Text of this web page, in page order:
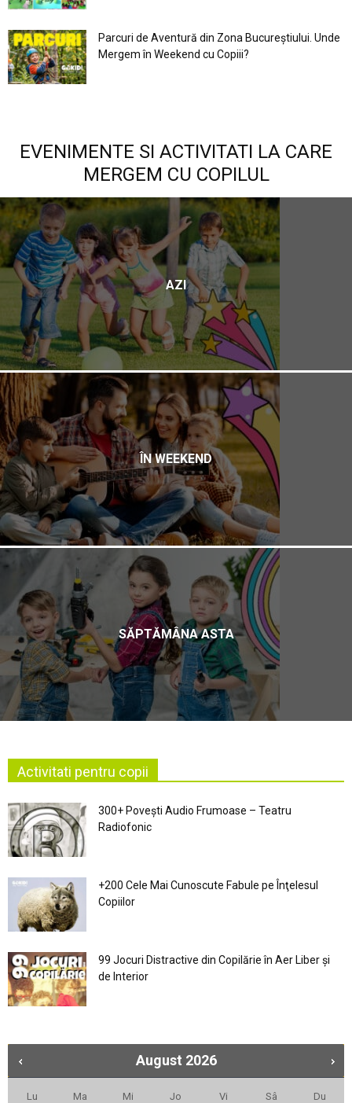
Parcuri de Aventură din Zona Bucureştiului. Unde
Mergem în Weekend cu Copiii?
EVENIMENTE SI ACTIVITATI LA CARE
MERGEM CU COPILUL
AZI
ÎN WEEKEND
SĂPTĂMÂNA ASTA
Activitati pentru copii
300+ Povești Audio Frumoase – Teatru
Radiofonic
+200 Cele Mai Cunoscute Fabule pe Înţelesul
Copiilor
99 Jocuri Distractive din Copilărie în Aer Liber şi
de Interior
August 2026
Lu Ma Mi Jo Vi Sâ Du